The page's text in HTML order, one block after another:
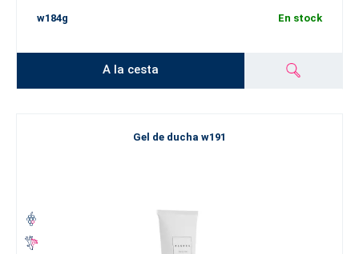
w184g En stock
A la cesta
Gel de ducha w191